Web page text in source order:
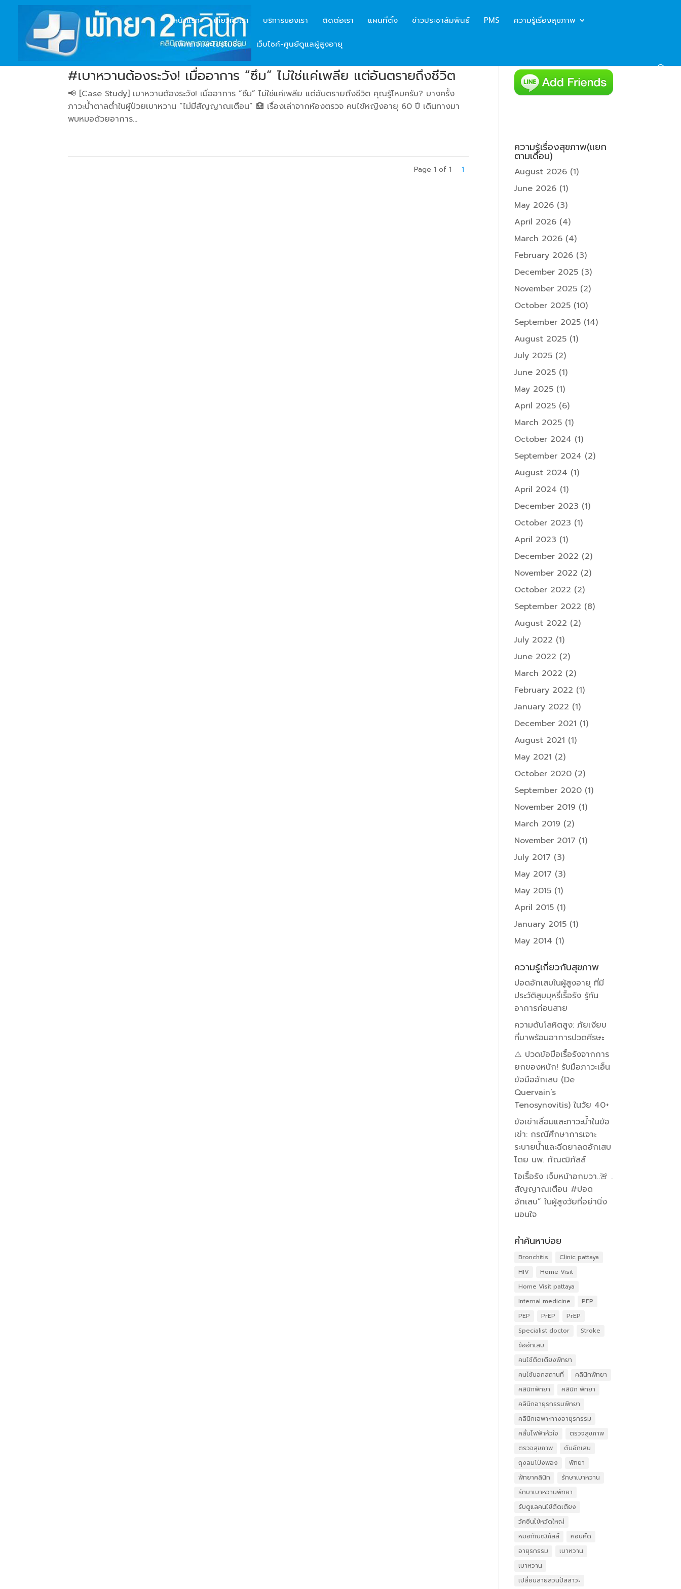
หน้าแรก เกี่ยวกับเรา บริการของเรา ติดต่อเรา แผนที่ตั้ง ข่าวประชาสัมพันธ์ PMS ความรู้เรื่องสุขภาพ
แพ็คเกจและโปรโมชั่น เว็บไซค์-ศูนย์ดูแลผู้สูงอายุ
#เบาหวานต้องระวัง! เมื่ออาการ “ซึม” ไม่ใช่แค่เพลีย แต่อันตรายถึงชีวิต
📢 [Case Study] เบาหวานต้องระวัง! เมื่ออาการ “ซึม” ไม่ใช่แค่เพลีย แต่อันตรายถึงชีวิต คุณรู้ไหมครับ? บางครั้ง
ภาวะน้ำตาลต่ำในผู้ป่วยเบาหวาน “ไม่มีสัญญาณเตือน” 🏥 เรื่องเล่าจากห้องตรวจ คนไข้หญิงอายุ 60 ปี เดินทางมา
พบหมอด้วยอาการ...
Page 1 of 1 1
ความรู้เรื่องสุขภาพ(แยก
ตามเดือน)
August 2026 (1)
June 2026 (1)
May 2026 (3)
April 2026 (4)
March 2026 (4)
February 2026 (3)
December 2025 (3)
November 2025 (2)
October 2025 (10)
September 2025 (14)
August 2025 (1)
July 2025 (2)
June 2025 (1)
May 2025 (1)
April 2025 (6)
March 2025 (1)
October 2024 (1)
September 2024 (2)
August 2024 (1)
April 2024 (1)
December 2023 (1)
October 2023 (1)
April 2023 (1)
December 2022 (2)
November 2022 (2)
October 2022 (2)
September 2022 (8)
August 2022 (2)
July 2022 (1)
June 2022 (2)
March 2022 (2)
February 2022 (1)
January 2022 (1)
December 2021 (1)
August 2021 (1)
May 2021 (2)
October 2020 (2)
September 2020 (1)
November 2019 (1)
March 2019 (2)
November 2017 (1)
July 2017 (3)
May 2017 (3)
May 2015 (1)
April 2015 (1)
January 2015 (1)
May 2014 (1)
ความรู้เกี่ยวกับสุขภาพ
ปอดอักเสบในผู้สูงอายุ ที่มี
ประวัติสูบบุหรี่เรื้อรัง รู้ทัน
อาการก่อนสาย
ความดันโลหิตสูง: ภัยเงียบ
ที่มาพร้อมอาการปวดศีรษะ
⚠️ ปวดข้อมือเรื้อรังจากการ
ยกของหนัก! รับมือภาวะเอ็น
ข้อมืออักเสบ (De
Quervain’s
Tenosynovitis) ในวัย 40+
ข้อเข่าเสื่อมและภาวะน้ำในข้อ
เข่า: กรณีศึกษาการเจาะ
ระบายน้ำและฉีดยาลดอักเสบ
โดย นพ. กัณฒิภัสส์
ไอเรื้อรัง เจ็บหน้าอกขวา..🚨 .
สัญญาณเตือน #ปอด
อักเสบ” ในผู้สูงวัยที่อย่านิ่ง
นอนใจ
คำค้นหาบ่อย
Bronchitis
Clinic pattaya
HIV
Home Visit
Home Visit pattaya
Internal medicine
PEP
PEP
PrEP
PrEP
Specialist doctor
Stroke
ข้ออักเสบ
คนไข้ติดเตียงพัทยา
คนไข้นอกสถานที่
คลินิกพัทยา
คลินิกพัทยา
คลินิก พัทยา
คลินิกอายุรกรรมพัทยา
คลินิกเฉพาะทางอายุรกรรม
คลื่นไฟฟ้าหัวใจ
ตรวจสุขภาพ
ตรวจสุขภาพ
ตับอักเสบ
ถุงลมโป่งพอง
พัทยา
พัทยาคลินิก
รักษาเบาหวาน
รักษาเบาหวานพัทยา
รับดูแลคนไข้ติดเตียง
วัคซีนไข้หวัดใหญ่
หมอกัณฒิภัสส์
หอบหืด
อายุรกรรม
เบาหวาน
เบาหวาน
เปลี่ยนสายสวนปัสสาวะ